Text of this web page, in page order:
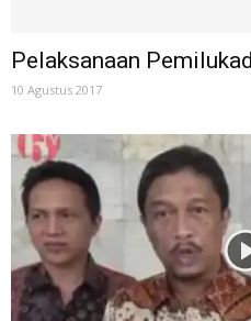
Pelaksanaan
10 Agustus 2017